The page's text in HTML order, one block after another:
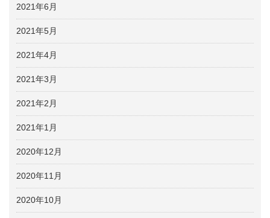
2021年6月
2021年5月
2021年4月
2021年3月
2021年2月
2021年1月
2020年12月
2020年11月
2020年10月